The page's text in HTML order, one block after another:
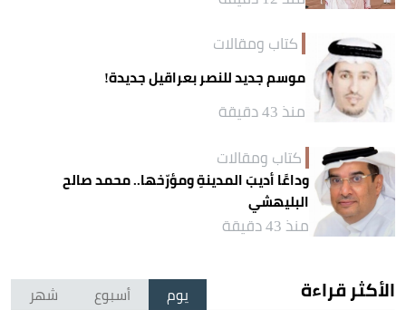
كتاب ومقالات
موسم جديد للنصر بعراقيل جديدة!
منذ 43 دقيقة
كتاب ومقالات
وداعًا أديبَ المدينةِ ومؤرّخها.. محمد صالح
البليهشي
منذ 43 دقيقة
الأكثر قراءة يوم أسبوع شهر